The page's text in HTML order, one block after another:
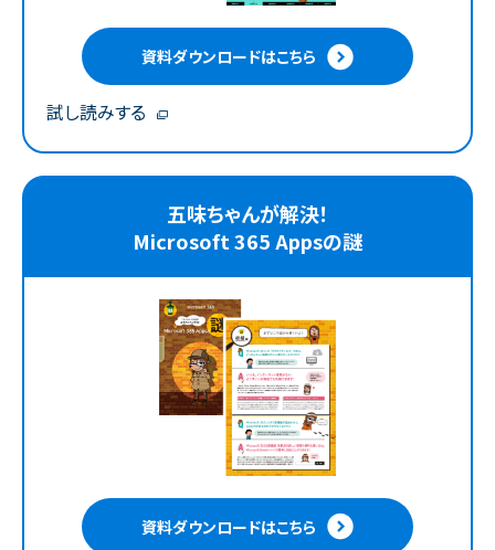
資料ダウンロードはこちら
試し読みする
五味ちゃんが解決！
Microsoft 365 Appsの謎
資料ダウンロードはこちら